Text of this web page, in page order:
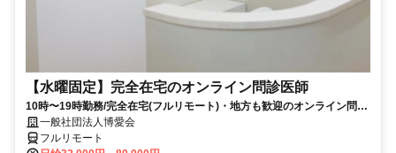
【水曜固定】完全在宅のオンライン問診医師
10時〜19時勤務/完全在宅(フルリモート)・地方も歓迎のオンライン問診
業務一般社団法人博愛会
フルリモート